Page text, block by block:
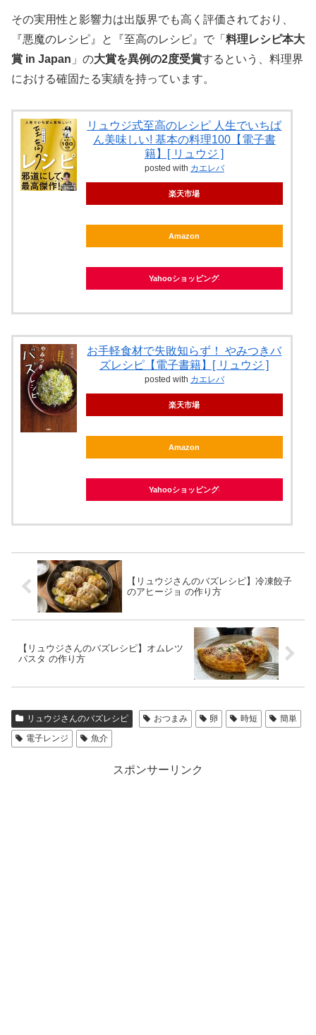
その実用性と影響力は出版界でも高く評価されており、
『悪魔のレシピ』と『至高のレシピ』で「 料理レシピ本大
賞 in Japan 」の大賞を異例の2度受賞するという、料理界
における確固たる実績を持っています。
リュウジ式至高のレシピ 人生でいちば
ん美味しい! 基本の料理100【電子書
籍】[ リュウジ ]
posted with カエレバ
楽天市場
Amazon
Yahooショッピング
お手軽食材で失敗知らず！ やみつきバ
ズレシピ【電子書籍】[ リュウジ ]
posted with カエレバ
楽天市場
Amazon
Yahooショッピング
【リュウジさんのバズレシピ】冷凍餃子
のアヒージョ の作り方
【リュウジさんのバズレシピ】オムレツ
パスタ の作り方
リュウジさんのバズレシピ おつまみ 卵 時短
簡単
電子レンジ
魚介
スポンサーリンク